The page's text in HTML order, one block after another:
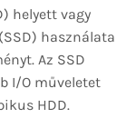
helyett vagy
használata
Az SSD
I/O műveletet
HDD.